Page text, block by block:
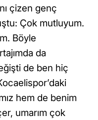
çizen genç
Çok mutluyum.
Böyle
da
de ben hiç
hem de benim
umarım çok